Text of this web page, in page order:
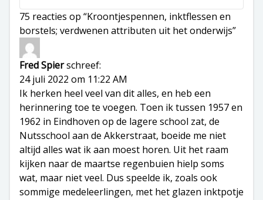
75 reacties op “Kroontjespennen, inktflessen en
borstels; verdwenen attributen uit het onderwijs”
Fred Spierschreef:
24 juli 2022 om 11:22 AM
Ik herken heel veel van dit alles, en heb een
herinnering toe te voegen. Toen ik tussen 1957 en
1962 in Eindhoven op de lagere school zat, de
Nutsschool aan de Akkerstraat, boeide me niet
altijd alles wat ik aan moest horen. Uit het raam
kijken naar de maartse regenbuien hielp soms
wat, maar niet veel. Dus speelde ik, zoals ook
sommige medeleerlingen, met het glazen inktpotje